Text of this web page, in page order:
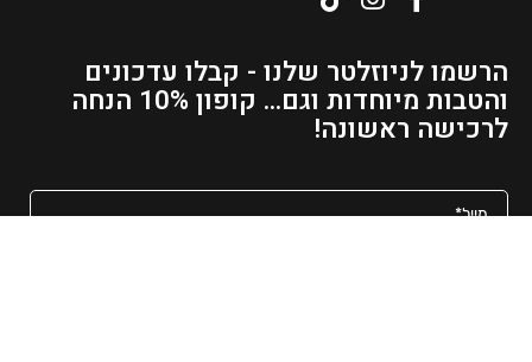
הרשמו לניוזלטר שלנו - קבלו עדכונים
והטבות מיוחדות וגם... קופון 10% הנחה
לרכישה ראשונה!